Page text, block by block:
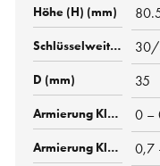
30/
35
0 –
0,7